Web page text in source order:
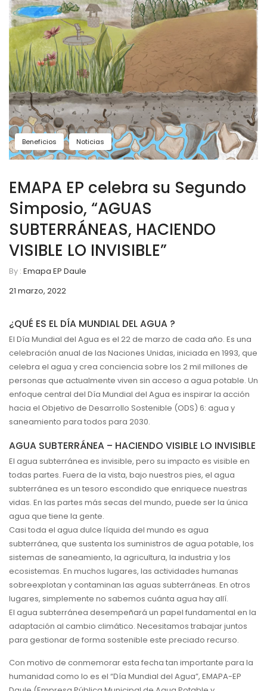
Beneficios Noticias
EMAPA EP celebra su Segundo
Simposio, “AGUAS
SUBTERRÁNEAS, HACIENDO
VISIBLE LO INVISIBLE”
By : Emapa EP Daule
21 marzo, 2022
¿QUÉ ES EL DÍA MUNDIAL DEL AGUA ?
El Día Mundial del Agua es el 22 de marzo de cada año. Es una
celebración anual de las Naciones Unidas, iniciada en 1993, que
celebra el agua y crea conciencia sobre los 2 mil millones de
personas que actualmente viven sin acceso a agua potable. Un
enfoque central del Día Mundial del Agua es inspirar la acción
hacia el Objetivo de Desarrollo Sostenible (ODS) 6: agua y
saneamiento para todos para 2030.
AGUA SUBTERRÁNEA – HACIENDO VISIBLE LO INVISIBLE
El agua subterránea es invisible, pero su impacto es visible en
todas partes. Fuera de la vista, bajo nuestros pies, el agua
subterránea es un tesoro escondido que enriquece nuestras
vidas. En las partes más secas del mundo, puede ser la única
agua que tiene la gente.
Casi toda el agua dulce líquida del mundo es agua
subterránea, que sustenta los suministros de agua potable, los
sistemas de saneamiento, la agricultura, la industria y los
ecosistemas. En muchos lugares, las actividades humanas
sobreexplotan y contaminan las aguas subterráneas. En otros
lugares, simplemente no sabemos cuánta agua hay allí.
El agua subterránea desempeñará un papel fundamental en la
adaptación al cambio climático. Necesitamos trabajar juntos
para gestionar de forma sostenible este preciado recurso.
Con motivo de conmemorar esta fecha tan importante para la
humanidad como lo es el “Día Mundial del Agua”, EMAPA-EP